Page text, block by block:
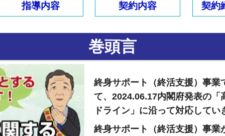
指導内容 契約内容 契約
巻頭言
終身サポート（終活支援）事
て、2024.06.17内閣府発表の
ドライン」に沿って対応してい
終身サポート（終活支援）事